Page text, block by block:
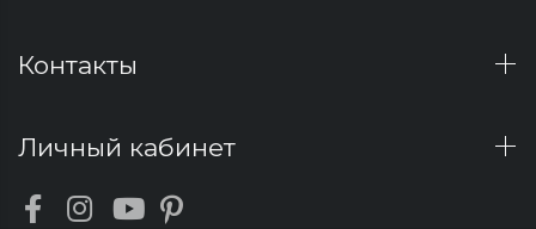
Контакты
Личный кабинет